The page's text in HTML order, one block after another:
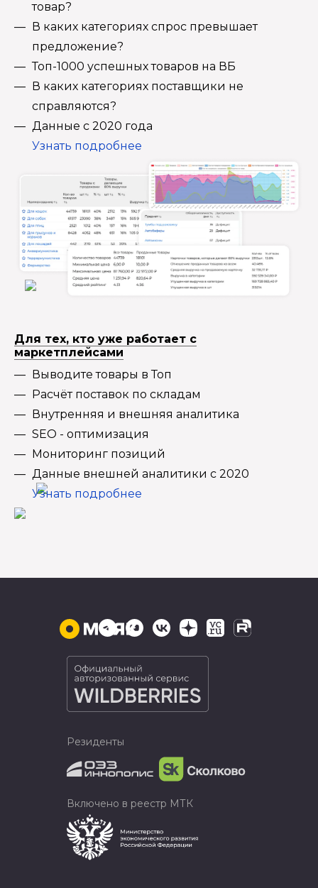
товар?
В каких категориях спрос превышает
предложение?
Топ-1000 успешных товаров на ВБ
В каких категориях поставщики не
справляются?
Данные с 2020 года
Узнать подробнее
Для тех, кто уже работает с
маркетплейсами
Выводите товары в Топ
Расчёт поставок по складам
Внутренняя и внешняя аналитика
SEO - оптимизация
Мониторинг позиций
Данные внешней аналитики с 2020
Узнать подробнее
Резиденты
Включено в реестр МТК